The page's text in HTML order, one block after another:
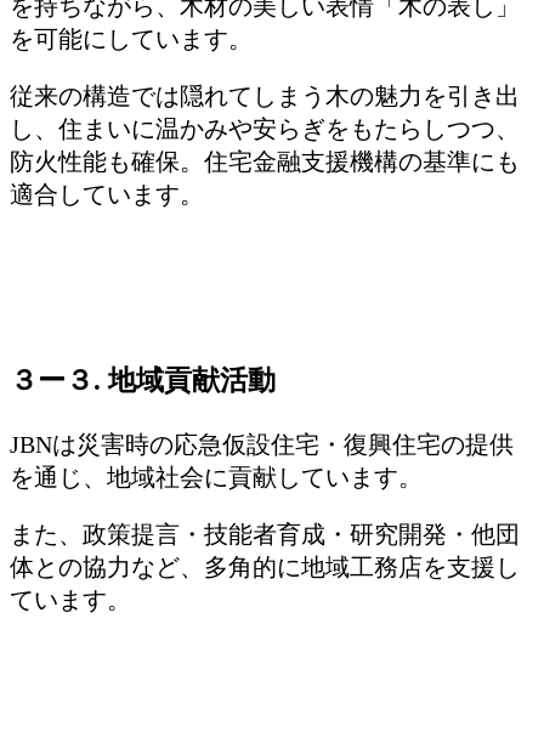
を持ちながら、木材の美しい表情「木の表し」
を可能にしています。
従来の構造では隠れてしまう木の魅力を引き出
し、住まいに温かみや安らぎをもたらしつつ、
防火性能も確保。住宅金融支援機構の基準にも
適合しています。
３ー３. 地域貢献活動
JBNは災害時の応急仮設住宅・復興住宅の提供
を通じ、地域社会に貢献しています。
また、政策提言・技能者育成・研究開発・他団
体との協力など、多角的に地域工務店を支援し
ています。